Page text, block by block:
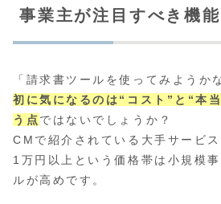
事業主が注目すべき機能
「請求書ツールを使ってみようか
初に気になるのは“コスト”と“本
う点ではないでしょうか？
CMで紹介されている大手サービ
1万円以上という価格帯は小規模
ルが高めです。